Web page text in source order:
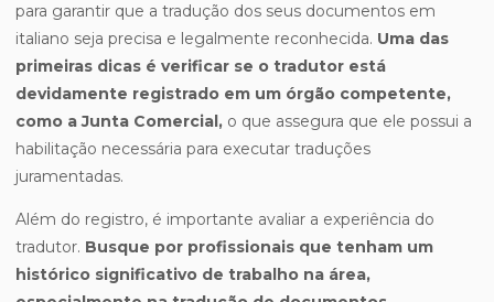
para garantir que a tradução dos seus documentos em
italiano seja precisa e legalmente reconhecida. Uma das
primeiras dicas é verificar se o tradutor está
devidamente registrado em um órgão competente,
como a Junta Comercial, o que assegura que ele possui a
habilitação necessária para executar traduções
juramentadas.
Além do registro, é importante avaliar a experiência do
tradutor. Busque por profissionais que tenham um
histórico significativo de trabalho na área,